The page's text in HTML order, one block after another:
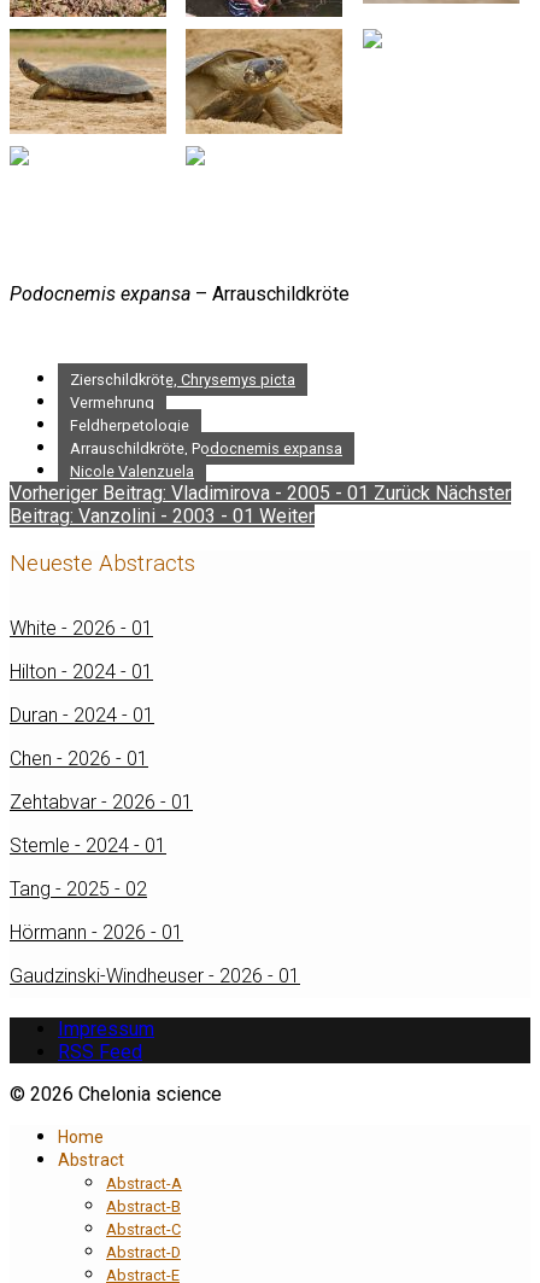
Podocnemis expansa – Arrauschildkröte
Zierschildkröte, Chrysemys picta
Vermehrung
Feldherpetologie
Arrauschildkröte, Podocnemis expansa
Nicole Valenzuela
Vorheriger Beitrag: Vladimirova - 2005 - 01 Zurück Nächster
Beitrag: Vanzolini - 2003 - 01 Weiter
Neueste Abstracts
White - 2026 - 01
Hilton - 2024 - 01
Duran - 2024 - 01
Chen - 2026 - 01
Zehtabvar - 2026 - 01
Stemle - 2024 - 01
Tang - 2025 - 02
Hörmann - 2026 - 01
Gaudzinski-Windheuser - 2026 - 01
Impressum
RSS Feed
© 2026 Chelonia science
Home
Abstract
Abstract-A
Abstract-B
Abstract-C
Abstract-D
Abstract-E